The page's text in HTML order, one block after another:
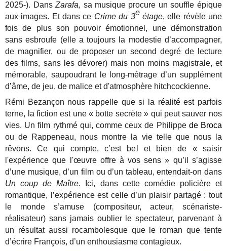
2025-). DansZarafa, sa musique procure un souffle épique
aux images. Et dans ce Crime du 3e étage, elle révèle une
fois de plus son pouvoir émotionnel, une démonstration
sans esbroufe (elle a toujours la modestie d’accompagner,
de magnifier, ou de proposer un second degré de lecture
des films, sans les dévorer) mais non moins magistrale, et
mémorable, saupoudrant le long-métrage d’un supplément
d’âme, de jeu, de malice et d'atmosphère hitchcockienne.
Rémi Bezançon nous rappelle que si la réalité est parfois
terne, la fiction est une « botte secrète » qui peut sauver nos
vies. Un film rythmé qui, comme ceux de Philippe de Broca
ou de Rappeneau, nous montre la vie telle que nous la
rêvons. Ce qui compte, c’est bel et bien de « saisir
l'expérience que l'œuvre offre à vos sens » qu’il s’agisse
d’une musique, d’un film ou d’un tableau, entendait-on dans
Un coup de Maître. Ici, dans cette comédie policière et
romantique, l’expérience est celle d’un plaisir partagé : tout
le monde s’amuse (compositeur, acteur, scénariste-
réalisateur) sans jamais oublier le spectateur, parvenant à
un résultat aussi rocambolesque que le roman que tente
d’écrire François, d’un enthousiasme contagieux.